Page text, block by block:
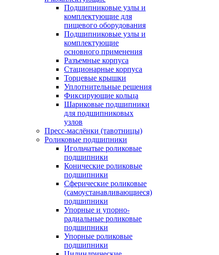
Подшипниковые узлы и
комплектующие для
пищевого оборудования
Подшипниковые узлы и
комплектующие
основного применения
Разъемные корпуса
Стационарные корпуса
Торцевые крышки
Уплотнительные решения
Фиксирующие кольца
Шариковые подшипники
для подшипниковых
узлов
Пресс-маслёнки (тавотницы)
Роликовые подшипники
Игольчатые роликовые
подшипники
Конические роликовые
подшипники
Сферические роликовые
(самоустанавливающиеся)
подшипники
Упорные и упорно-
радиальные роликовые
подшипники
Упорные роликовые
подшипники